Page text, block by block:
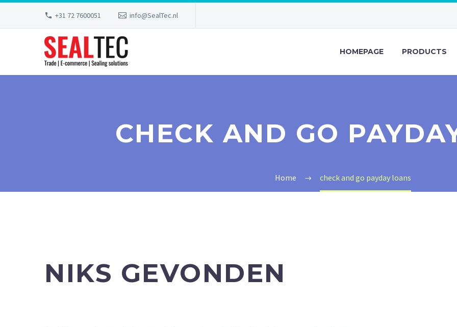
+31 72 7600051 info@SealTec.nl
HOMEPAGE PRODUCTS
CHECK AND GO
Home check and go payday loans
NIKS GEVONDEN